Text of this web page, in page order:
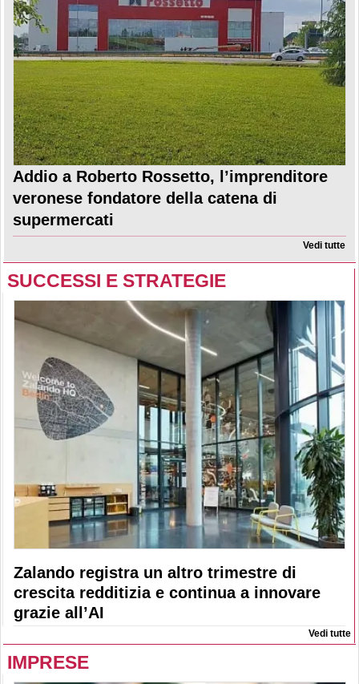
Addio a Roberto Rossetto, l’imprenditore
veronese fondatore della catena di
supermercati
Vedi tutte
SUCCESSI E STRATEGIE
Zalando registra un altro trimestre di
crescita redditizia e continua a innovare
grazie all’AI
Vedi tutte
IMPRESE